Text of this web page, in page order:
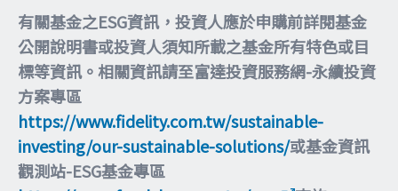
有關基金之ESG資訊，投資人應於申購前詳閱基金
公開說明書或投資人須知所載之基金所有特色或目
標等資訊。相關資訊請至富達投資服務網-永續投資
方案專區
https://www.fidelity.com.tw/sustainable-
investing/our-sustainable-solutions/或基金資訊
觀測站-ESG基金專區